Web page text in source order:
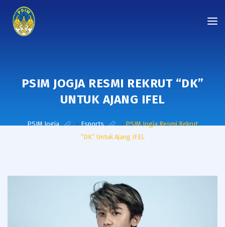
PSIM JOGJA RESMI REKRUT “DK”
UNTUK AJANG IFEL
PSIM Jogja >Esports >PSIM Jogja Resmi Rekrut
“DK” Untuk Ajang IFEL